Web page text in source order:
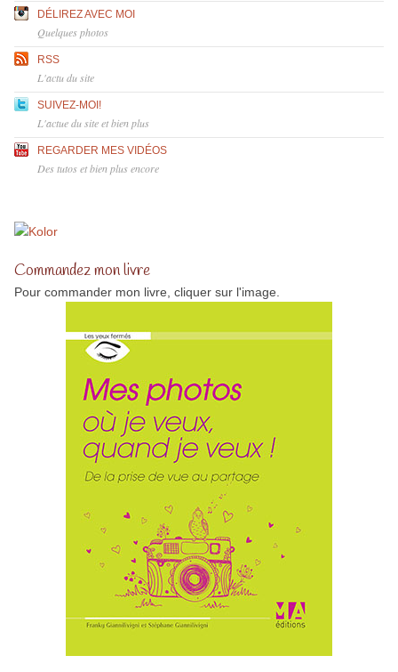
DÉLIREZ AVEC MOI
Quelques photos
RSS
L'actu du site
SUIVEZ-MOI!
L'actue du site et bien plus
REGARDER MES VIDÉOS
Des tutos et bien plus encore
Commandez mon livre
Pour commander mon livre, cliquer sur l'image.